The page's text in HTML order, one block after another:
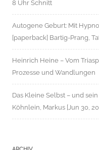
8 Uhr Schnitt
Autogene Geburt: Mit
[paperback] Bartig-Prang,
Heinrich Heine – Vom
Prozesse und Wandlungen
Das Kleine Selbst – und
Köhnlein, Markus [Jun 30,